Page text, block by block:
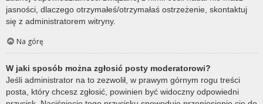
jasności, dlaczego otrzymałeś/otrzymałaś ostrzeżenie, skontaktuj
się z administratorem witryny.
Na górę
W jaki sposób można zgłosić posty moderatorowi?
Jeśli administrator na to zezwolił, w prawym górnym rogu treści
posta, który chcesz zgłosić, powinien być widoczny odpowiedni